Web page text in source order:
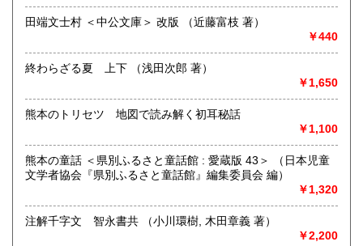
営業時間：10:00〜19:00
定休日：毎週火曜日
書籍の買取について
熊本県内出張いたします。特に古文書・貴重書・古典籍・和
合わせください。
学術書・趣味サブカル系および一般書籍につきましても買取
しております。出張または持ち込みのご相談はお電話やFAX
メールにておうけいたします。
(これらの種類の書籍は原則熊本県内の方に限らせていただき
取り扱い分野
田端文士村 ＜中公文庫＞ 改版 （近藤富枝 著）
￥440
終わらざる夏 上下 （浅田次郎 著）
￥1,650
熊本のトリセツ 地図で読み解く初耳秘話
￥1,100
熊本の童話 ＜県別ふるさと童話館 : 愛蔵版 43＞ （日本児童
文学者協会『県別ふるさと童話館』編集委員会 編）
￥1,320
注解千字文 智永書共 （小川環樹, 木田章義 著）
￥2,200